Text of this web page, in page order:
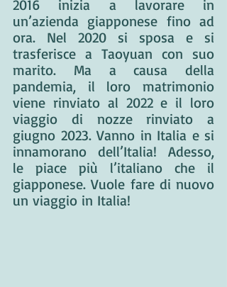
2016 inizia a lavorare in
un’azienda giapponese fino ad
ora. Nel 2020 si sposa e si
trasferisce a Taoyuan con suo
marito. Ma a causa della
pandemia, il loro matrimonio
viene rinviato al 2022 e il loro
viaggio di nozze rinviato a
giugno 2023. Vanno in Italia e si
innamorano dell’Italia! Adesso,
le piace più l’italiano che il
giapponese. Vuole fare di nuovo
un viaggio in Italia!